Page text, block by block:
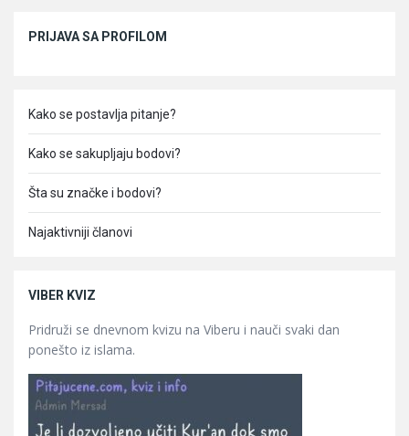
PRIJAVA SA PROFILOM
Kako se postavlja pitanje?
Kako se sakupljaju bodovi?
Šta su značke i bodovi?
Najaktivniji članovi
VIBER KVIZ
Pridruži se dnevnom kvizu na Viberu i nauči svaki dan
ponešto iz islama.